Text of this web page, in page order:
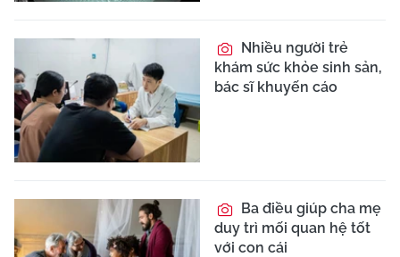
Nhiều người trẻ
khám sức khỏe sinh sản,
bác sĩ khuyến cáo
Ba điều giúp cha mẹ
duy trì mối quan hệ tốt
với con cái